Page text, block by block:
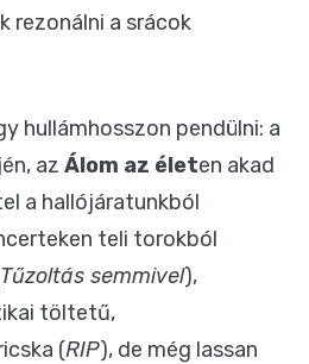
rezonálni a srácok
hullámhosszon pendülni: a
az Álom az életen akad
a hallójáratunkból
teli torokból
Tűzoltás semmivel),
töltetű,
(RIP), de még lassan